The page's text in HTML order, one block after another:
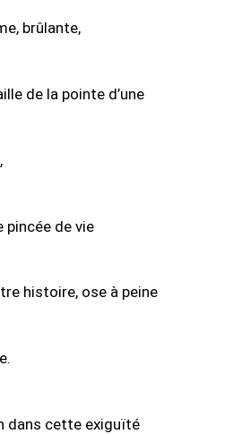
brûlante,
de la pointe d’une
pincée de vie
histoire, ose à peine
dans cette exiguïté